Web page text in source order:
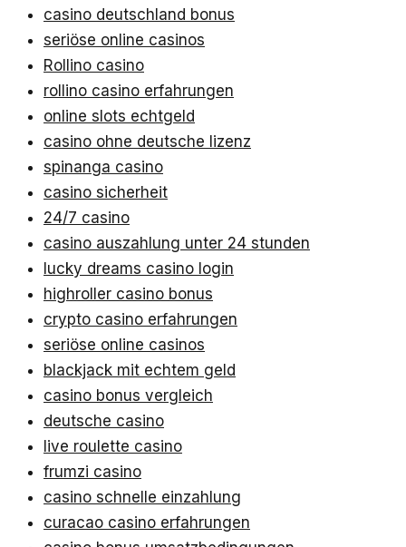
casino deutschland bonus
seriöse online casinos
Rollino casino
rollino casino erfahrungen
online slots echtgeld
casino ohne deutsche lizenz
spinanga casino
casino sicherheit
24/7 casino
casino auszahlung unter 24 stunden
lucky dreams casino login
highroller casino bonus
crypto casino erfahrungen
seriöse online casinos
blackjack mit echtem geld
casino bonus vergleich
deutsche casino
live roulette casino
frumzi casino
casino schnelle einzahlung
curacao casino erfahrungen